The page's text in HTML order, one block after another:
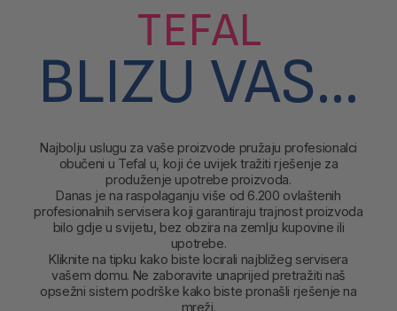
TEFAL
BLIZU VAS...
Najbolju uslugu za vaše proizvode pružaju profesionalci
obučeni u Tefal u, koji će uvijek tražiti rješenje za
produženje upotrebe proizvoda.
Danas je na raspolaganju više od 6.200 ovlaštenih
profesionalnih servisera koji garantiraju trajnost proizvoda
bilo gdje u svijetu, bez obzira na zemlju kupovine ili
upotrebe.
Kliknite na tipku kako biste locirali najbližeg servisera
vašem domu. Ne zaboravite unaprijed pretražiti naš
opsežni sistem podrške kako biste pronašli rješenje na
mreži.